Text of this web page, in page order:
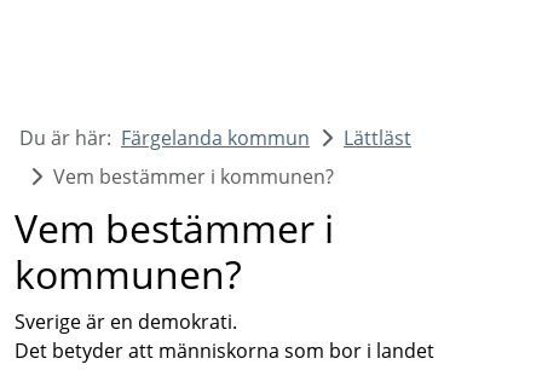
Du är här: Färgelanda kommun
Lättläst
Vem bestämmer i kommunen?
Vem bestämmer i
kommunen?
Sverige är en demokrati.
Det betyder att människorna som bor i landet